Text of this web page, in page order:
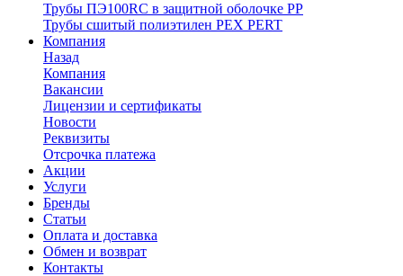
Трубы ПЭ100RC в защитной оболочке PP
Трубы сшитый полиэтилен PEX PERT
Компания
Назад
Компания
Вакансии
Лицензии и сертификаты
Новости
Реквизиты
Отсрочка платежа
Акции
Услуги
Бренды
Статьи
Оплата и доставка
Обмен и возврат
Контакты